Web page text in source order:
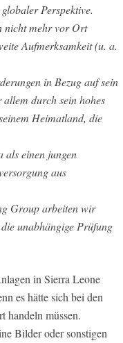
Perspektive.
nicht mehr vor Ort
Aufmerksamkeit (u. a.
in Bezug auf sein
durch sein hohes
Heimatland, die
als einen jungen
aus
Group arbeiten wir
unabhängige Prüfung
in Sierra Leone
es hätte sich bei den
handeln müssen.
Bilder oder sonstigen